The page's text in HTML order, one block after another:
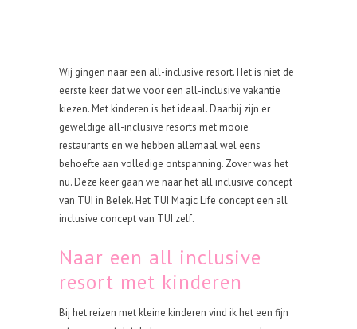
Wij gingen naar een all-inclusive resort. Het is niet de
eerste keer dat we voor een all-inclusive vakantie
kiezen. Met kinderen is het ideaal. Daarbij zijn er
geweldige all-inclusive resorts met mooie
restaurants en we hebben allemaal wel eens
behoefte aan volledige ontspanning. Zover was het
nu. Deze keer gaan we naar het all inclusive concept
van TUI in Belek. Het TUI Magic Life concept een all
inclusive concept van TUI zelf.
Naar een all inclusive
resort met kinderen
Bij het reizen met kleine kinderen vind ik het een fijn